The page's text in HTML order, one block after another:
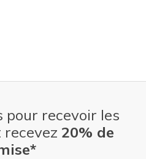
pour recevoir les
20% de